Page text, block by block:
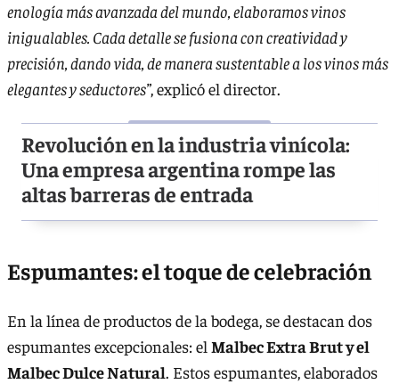
enología más avanzada del mundo, elaboramos vinos
inigualables. Cada detalle se fusiona con creatividad y
precisión, dando vida, de manera sustentable a los vinos más
elegantes y seductores”, explicó el director.
Revolución en la industria vinícola:
Una empresa argentina rompe las
altas barreras de entrada
Espumantes: el toque de celebración
En la línea de productos de la bodega, se destacan dos
espumantes excepcionales: el Malbec Extra Brut y el
Malbec Dulce Natural. Estos espumantes, elaborados